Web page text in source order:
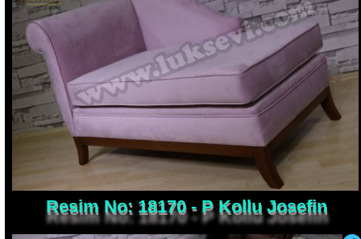
Resim No: 18170 - P Kollu Josefin